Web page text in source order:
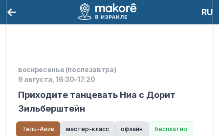
RU
воскресенье (послезавтра)
9 августа, 16:30–17:20
Приходите танцевать Ниа с Дорит
Зильберштейн
Тель-Авив мастер-класс офлайн бесплатно